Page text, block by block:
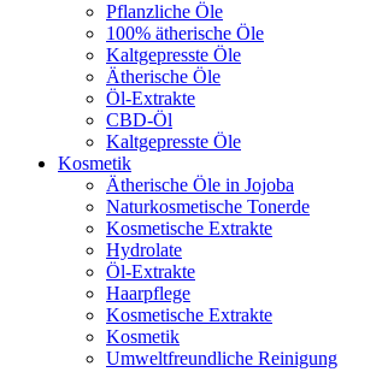
Pflanzliche Öle
100% ätherische Öle
Kaltgepresste Öle
Ätherische Öle
Öl-Extrakte
CBD-Öl
Kaltgepresste Öle
Kosmetik
Ätherische Öle in Jojoba
Naturkosmetische Tonerde
Kosmetische Extrakte
Hydrolate
Öl-Extrakte
Haarpflege
Kosmetische Extrakte
Kosmetik
Umweltfreundliche Reinigung